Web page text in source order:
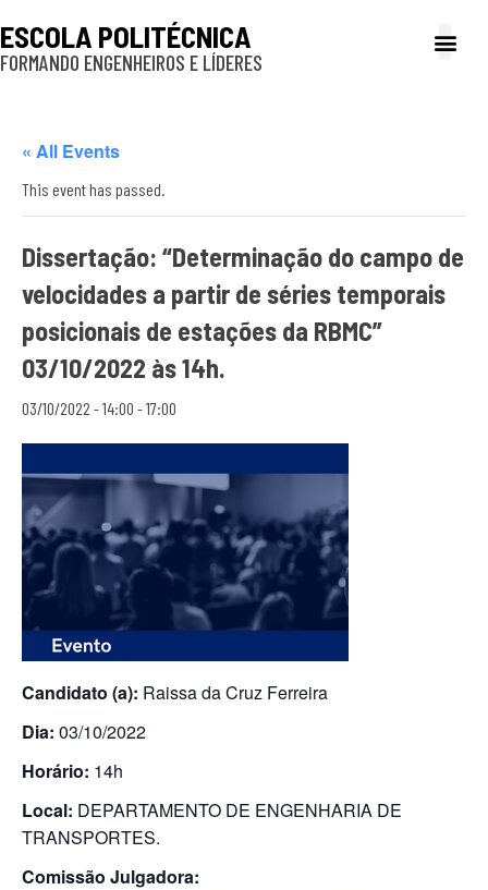
ESCOLA POLITÉCNICA
FORMANDO ENGENHEIROS E LÍDERES
« All Events
This event has passed.
Dissertação: “Determinação do campo de
velocidades a partir de séries temporais
posicionais de estações da RBMC”
03/10/2022 às 14h.
03/10/2022 - 14:00 -17:00
Candidato (a): Raissa da Cruz Ferreira
Dia: 03/10/2022
Horário: 14h
Local: DEPARTAMENTO DE ENGENHARIA DE
TRANSPORTES.
Comissão Julgadora: